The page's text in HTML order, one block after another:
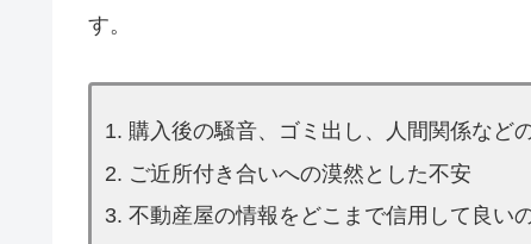
す。
購入後の騒音、ゴミ出し、人間関係など
ご近所付き合いへの漠然とした不安
不動産屋の情報をどこまで信用して良い